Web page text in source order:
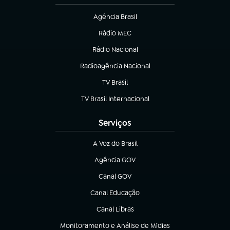
Agência Brasil
(abre em nova aba)
Rádio MEC
(abre em nova aba)
Rádio Nacional
Radioagência Nacional
(abre em nova aba)
TV Brasil
(abre em nova aba)
TV Brasil Internacional
(abre em nova aba)
Serviços
A Voz do Brasil
(abre em nova aba)
Agência GOV
(abre em nova aba)
Canal GOV
(abre em nova aba)
Canal Educação
(abre em nova aba)
Canal Libras
(abre em nova aba)
Monitoramento e Análise de Mídias